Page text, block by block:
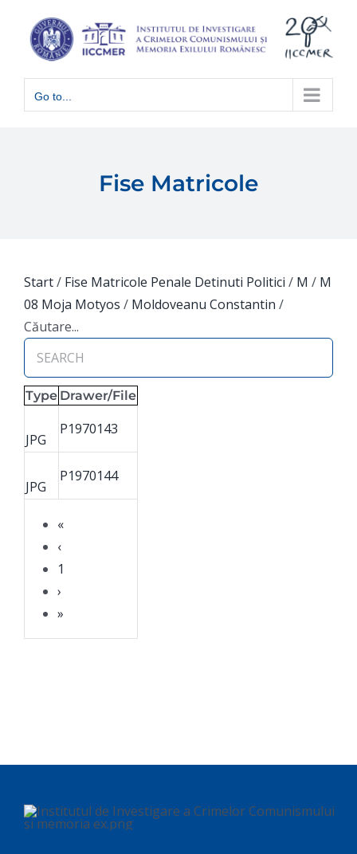
content
Go to...
Fise Matricole
Start/ Fise Matricole Penale Detinuti Politici / M / M
08 Moja Motyos / Moldoveanu Constantin /
Căutare...
Type Drawer/File
«
‹
1
›
»
JPG
P1970143
JPG
P1970144